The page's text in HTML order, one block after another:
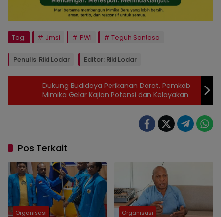
Tag: Jmsi PWI Teguh Santosa
Penulis: Riki Lodar Editor: Riki Lodar
Dukung Budidaya Perikanan Darat, Pemkab
Mimika Gelar Kajian Potensi dan Kelayakan
Pos Terkait
Organisasi Organisasi